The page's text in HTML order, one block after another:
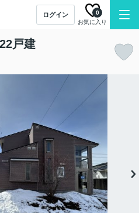
ログイン
お気に入り
0
戸建